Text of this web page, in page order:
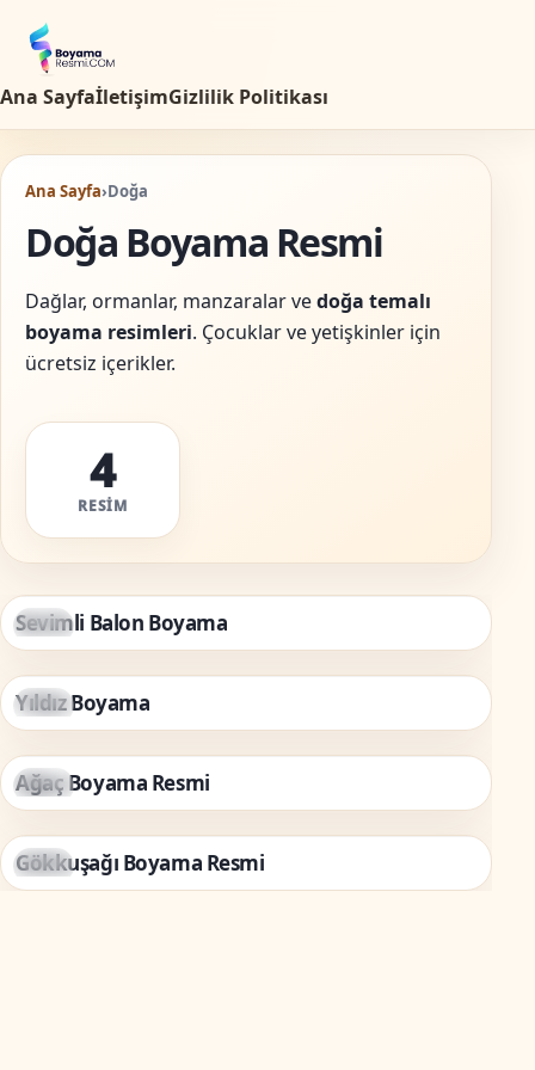
Ana SayfaİletişimGizlilik Politikası
Ana Sayfa›Doğa
Doğa Boyama Resmi
Dağlar, ormanlar, manzaralar vedoğa temalı
boyama resimleri. Çocuklar ve yetişkinler için
ücretsiz içerikler.
4
RESIM
Doğa
Sevimli Balon Boyama
Doğa
Yıldız Boyama
Doğa
Ağaç Boyama Resmi
Doğa
Gökkuşağı Boyama Resmi